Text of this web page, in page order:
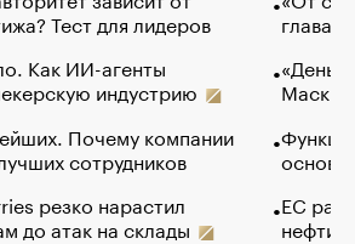
Тест для лидеров
Как ИИ-агенты
индустрию
Почему компании
сотрудников
резко нарастил
до атак на склады
глава
Маск в
основ
ЕС
нефти